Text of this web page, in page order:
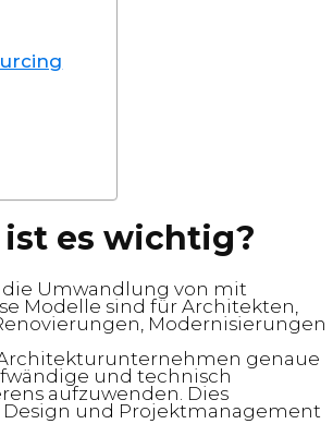
ist es wichtig?
Umwandlung von mit
Modelle sind für Architekten,
Modernisierungen
genaue
und technisch
aufzuwenden. Dies
und Projektmanagement